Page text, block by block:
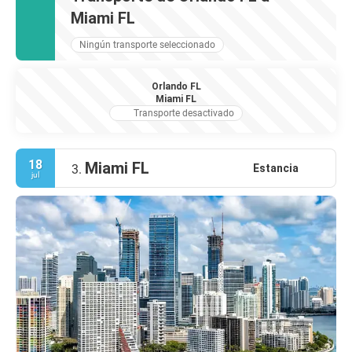
Miami FL
Ningún transporte seleccionado
Orlando FL
Miami FL
Transporte desactivado
18
jul 3. Miami FL Estancia